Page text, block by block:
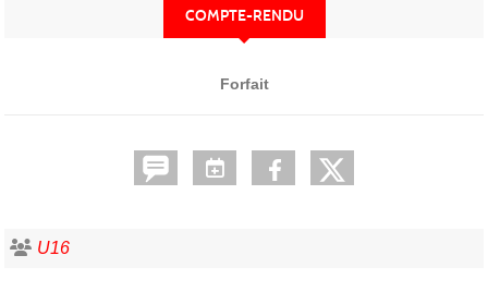
COMPTE-RENDU
Forfait
U16